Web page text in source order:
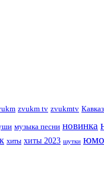
zvukm tv zvukmtv
музыка песни новинка
хиты хиты 2023 шутки